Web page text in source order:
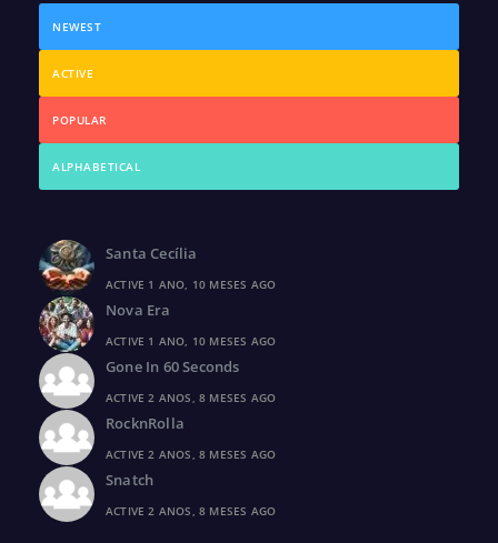
NEWEST
ACTIVE
POPULAR
ALPHABETICAL
Santa Cecília
ACTIVE 1 ANO, 10 MESES AGO
Nova Era
ACTIVE 1 ANO, 10 MESES AGO
Gone In 60 Seconds
ACTIVE 2 ANOS, 8 MESES AGO
RocknRolla
ACTIVE 2 ANOS, 8 MESES AGO
Snatch
ACTIVE 2 ANOS, 8 MESES AGO